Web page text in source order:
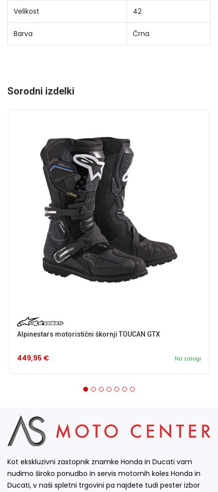
Velikost 42
Barva Črna
Sorodni izdelki
Alpinestars motoristični škornji TOUCAN GTX
Na zalogi
449,95 €
Kot ekskluzivni zastopnik znamke Honda in Ducati vam
nudimo široko ponudbo in servis motornih koles Honda in
Ducati, v naši spletni trgovini pa najdete tudi pester izbor